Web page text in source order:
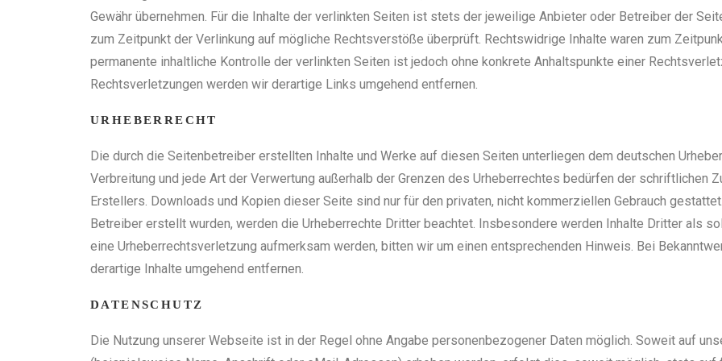
Gewähr übernehmen. Für die Inhalte der verlinkten Seiten ist stets der jeweilige Anbieter oder Betreiber der
zum Zeitpunkt der Verlinkung auf mögliche Rechtsverstöße überprüft. Rechtswidrige Inhalte waren zum
permanente inhaltliche Kontrolle der verlinkten Seiten ist jedoch ohne konkrete Anhaltspunkte einer
Rechtsverletzungen werden wir derartige Links umgehend entfernen.
URHEBERRECHT
Die durch die Seitenbetreiber erstellten Inhalte und Werke auf diesen Seiten unterliegen dem deutschen
Verbreitung und jede Art der Verwertung außerhalb der Grenzen des Urheberrechtes bedürfen der schriftlichen
Erstellers. Downloads und Kopien dieser Seite sind nur für den privaten, nicht kommerziellen Gebrauch
Betreiber erstellt wurden, werden die Urheberrechte Dritter beachtet. Insbesondere werden Inhalte Dritter als
eine Urheberrechtsverletzung aufmerksam werden, bitten wir um einen entsprechenden Hinweis. Bei
derartige Inhalte umgehend entfernen.
DATENSCHUTZ
Die Nutzung unserer Webseite ist in der Regel ohne Angabe personenbezogener Daten möglich. Soweit auf